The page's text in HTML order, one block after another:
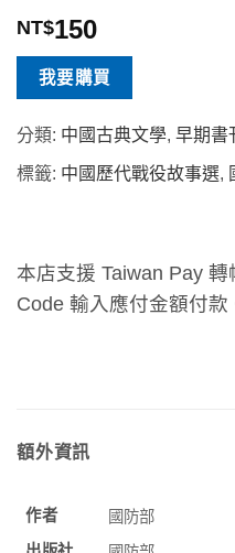
NT$150
我要購買
分類: 中國古典文學, 早期書
標籤: 中國歷代戰役故事選,
本店支援 Taiwan Pay
Code 輸入應付金額付款
額外資訊
作者
國防部